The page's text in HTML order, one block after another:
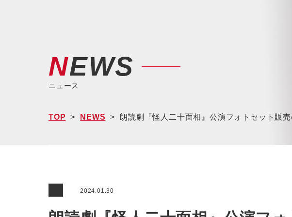
NEWS
ニュース
TOP NEWS 朗読劇『怪人二十面相』公演フォトセット販
2024.01.30